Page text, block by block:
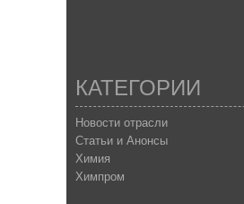
КАТЕГОРИИ
Новости отрасли
Статьи и Анонсы
Химия
Химпром